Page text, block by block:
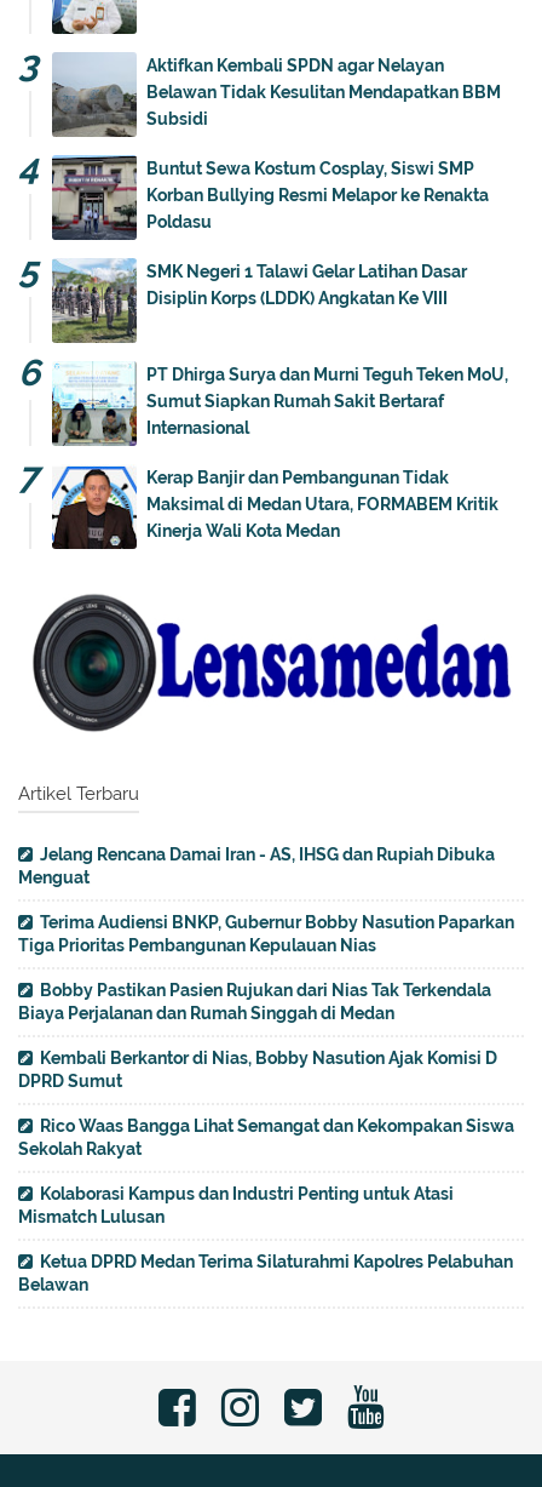
Aktifkan Kembali SPDN agar Nelayan
Belawan Tidak Kesulitan Mendapatkan BBM
Subsidi
Buntut Sewa Kostum Cosplay, Siswi SMP
Korban Bullying Resmi Melapor ke Renakta
Poldasu
SMK Negeri 1 Talawi Gelar Latihan Dasar
Disiplin Korps (LDDK) Angkatan Ke VIII
PT Dhirga Surya dan Murni Teguh Teken MoU,
Sumut Siapkan Rumah Sakit Bertaraf
Internasional
Kerap Banjir dan Pembangunan Tidak
Maksimal di Medan Utara, FORMABEM Kritik
Kinerja Wali Kota Medan
Artikel Terbaru
Jelang Rencana Damai Iran - AS, IHSG dan Rupiah Dibuka
Menguat
Terima Audiensi BNKP, Gubernur Bobby Nasution Paparkan
Tiga Prioritas Pembangunan Kepulauan Nias
Bobby Pastikan Pasien Rujukan dari Nias Tak Terkendala
Biaya Perjalanan dan Rumah Singgah di Medan
Kembali Berkantor di Nias, Bobby Nasution Ajak Komisi D
DPRD Sumut
Rico Waas Bangga Lihat Semangat dan Kekompakan Siswa
Sekolah Rakyat
Kolaborasi Kampus dan Industri Penting untuk Atasi
Mismatch Lulusan
Ketua DPRD Medan Terima Silaturahmi Kapolres Pelabuhan
Belawan